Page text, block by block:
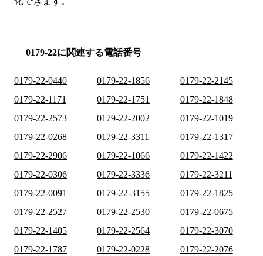
0179-22に関連する電話番号
0179-22-0440 0179-22-1856
0179-22-2145
0179-22-1171
0179-22-1751
0179-22-1848
0179-22-2573
0179-22-2002
0179-22-1019
0179-22-0268
0179-22-3311
0179-22-1317
0179-22-2906
0179-22-1066
0179-22-1422
0179-22-0306
0179-22-3336
0179-22-3211
0179-22-0091
0179-22-3155
0179-22-1825
0179-22-2527
0179-22-2530
0179-22-0675
0179-22-1405
0179-22-2564
0179-22-3070
0179-22-1787
0179-22-0228
0179-22-2076